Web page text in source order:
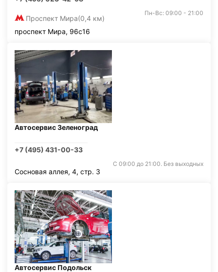
Проспект Мира(0,4 км)
Пн-Вс: 09:00 - 21:00
проспект Мира, 96с16
Автосервис Зеленоград
+7 (495) 431-00-33
С 09:00 до 21:00. Без выходных
Сосновая аллея, 4, стр. 3
Автосервис Подольск